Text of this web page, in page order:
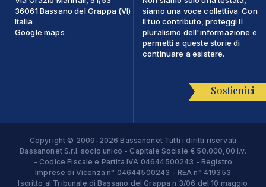
36061 Bassano del Grappa (VI)
Italia
Google maps
siamo una voce collettiva. Con
il tuo contributo, proteggi il
pluralismo dell'informazione e
permetti a queste storie di
continuare a esistere.
Sostienici
Copyright © 2009-2026 Bassanonet Tutti i diritti riservati
Bassanonet S.r.l. socio unico - Capitale Sociale € 50.000,00 i.v.
- Codice Fiscale e Partita IVA 04644500243 - Registro
Imprese di Vicenza n° 04644500243 - REA n° 419353
Iscritto al Tribunale di Bassano del Grappa n.3/06 del 10 maggio